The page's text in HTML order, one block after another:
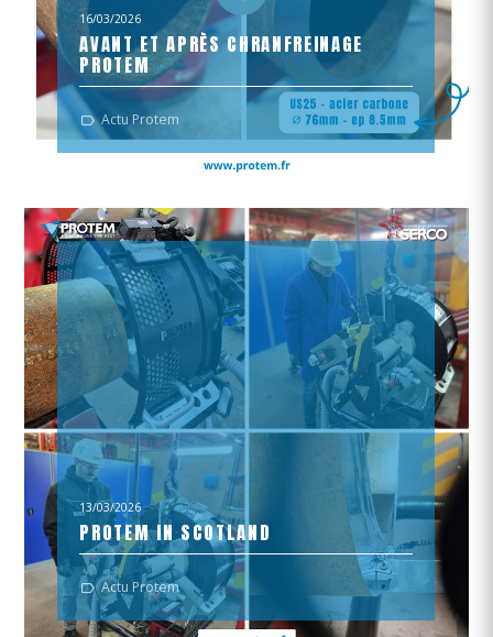
16/03/2026
AVANT ET APRÈS CHRANFREINAGE
PROTEM
Les solutions de chanfreinage PROTEM garantissent une
préparation précise et reproductible de vos tubes
Actu Protem
13/03/2026
PROTEM IN SCOTLAND
VISIT RECAP
Actu Protem